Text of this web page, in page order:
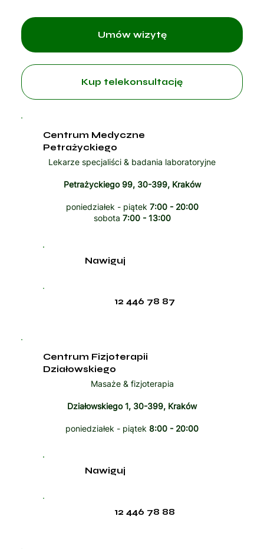
Kup telekonsultację
Centrum Medyczne
Petrażyckiego
Lekarze specjaliści & badania laboratoryjne
Petrażyckiego 99, 30-399, Kraków
poniedziałek - piątek 7:00 - 20:00
sobota 7:00 - 13:00
12 446 78 87
Nawiguj
Centrum Fizjoterapii
Działowskiego
Masaże & fizjoterapia
Działowskiego 1, 30-399, Kraków
poniedziałek - piątek 8:00 - 20:00
12 446 78 88
Nawiguj
Umów wizytę